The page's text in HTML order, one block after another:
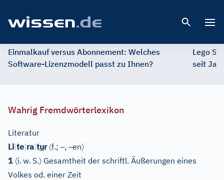
Einmalkauf versus Abonnement: Welches
Software-Lizenzmodell passt zu Ihnen?
Lego
seit
Wahrig Fremdwörterlexikon
Literatur
Li|te|ra|tur 〈f.;–,–en〉
1 〈i. w. S.〉 Gesamtheit der schriftl. Äußerungen eines
Volkes od. einer Zeit